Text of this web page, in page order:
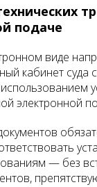
подаче
виде
кабинет суда
электронной
— без